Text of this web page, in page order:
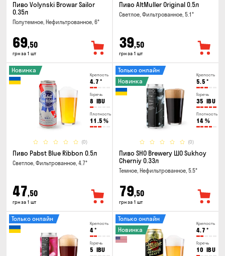
Пиво Volynski Browar Sailor
0.35л
Полутемное, Нефильтрованное, 6°
69,50
грн за 1 шт
Пиво AltMuller Original 0.5л
Светлое, Фильтрованное, 5.1°
39,50
грн за 1 шт
Крепость
4.7 °
Горечь
8 IBU
Плотность
11.5 %
(0)
Новинка
Пиво Pabst Blue Ribbon 0.5л
Светлое, Фильтрованное, 4.7°
47,50
грн за 1 шт
Крепость
5.5 °
Горечь
35 IBU
Плотность
14 %
(0)
Только онлайн
Новинка
Пиво SHO Brewery ШО Sukhoy
Cherniy 0.33л
Темное, Нефильтрованное, 5.5°
79,50
грн за 1 шт
Крепость
4°
Горечь
5 IBU
Только онлайн
Крепость
4.7 °
Горечь
10 IBU
Только онлайн
Новинка